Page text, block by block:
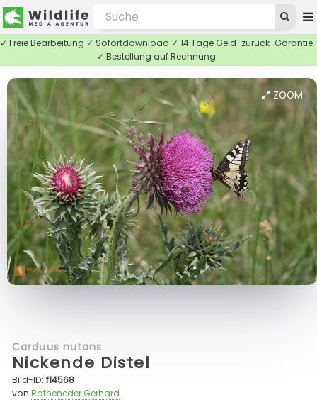
✓ Freie Bearbeitung ✓ Sofortdownload ✓ 14 Tage Geld-zurück-Garantie
✓ Bestellung auf Rechnung
ZOOM
Carduus nutans
Nickende Distel
Bild-ID:f14568
vonRotheneder Gerhard